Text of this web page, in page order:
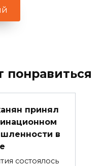
принял
в
состоялось